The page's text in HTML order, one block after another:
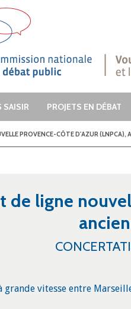
SAISIR PROJETS EN DÉBAT
PROVENCE-CÔTE D'AZUR (LNPCA),
de ligne
grande vitesse entre